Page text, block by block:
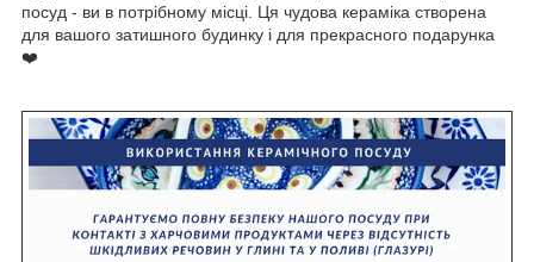
посуд - ви в потрібному місці. Ця чудова кераміка створена
для вашого затишного будинку і для прекрасного подарунка
❤️